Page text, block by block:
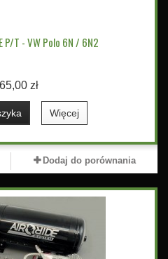
P/T - VW Polo 6N / 6N2
zł
Więcej
Dodaj do porównania